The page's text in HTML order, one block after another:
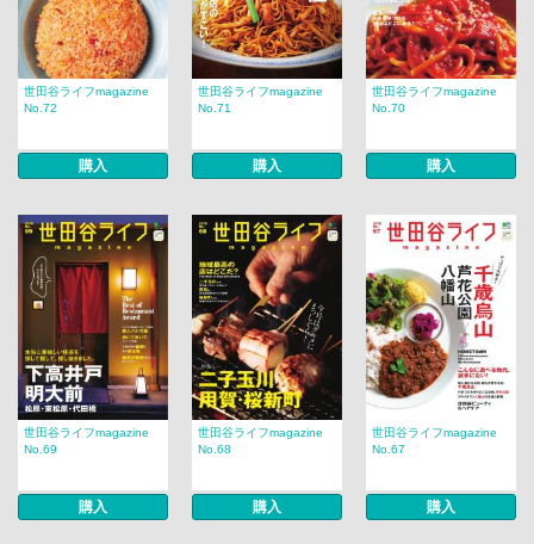
世田谷ライフmagazine
No.72
購入
世田谷ライフmagazine
No.71
購入
世田谷ライフmagazine
No.70
購入
世田谷ライフmagazine
No.69
購入
世田谷ライフmagazine
No.68
購入
世田谷ライフmagazine
No.67
購入